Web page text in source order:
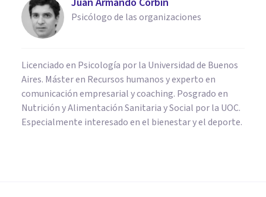
Psicólogo de las organizaciones
Licenciado en Psicología por la Universidad de Buenos
Aires. Máster en Recursos humanos y experto en
comunicación empresarial y coaching. Posgrado en
Nutrición y Alimentación Sanitaria y Social por la UOC.
Especialmente interesado en el bienestar y el deporte.